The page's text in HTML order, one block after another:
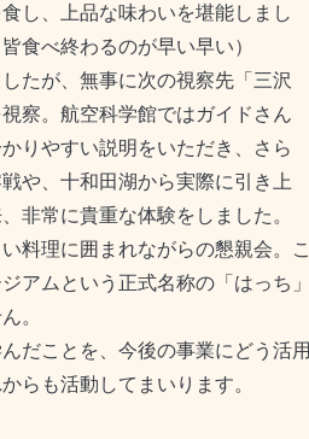
し、上品な味わいを堪能しまし
食べ終わるのが早い早い）
たが、無事に次の視察先「三沢
察。航空科学館ではガイドさん
りやすい説明をいただき、さら
や、十和田湖から実際に引き上
非常に貴重な体験をしました。
料理に囲まれながらの懇親会。
アムという正式名称の「はっち
。
だことを、今後の事業にどう活
らも活動してまいります。